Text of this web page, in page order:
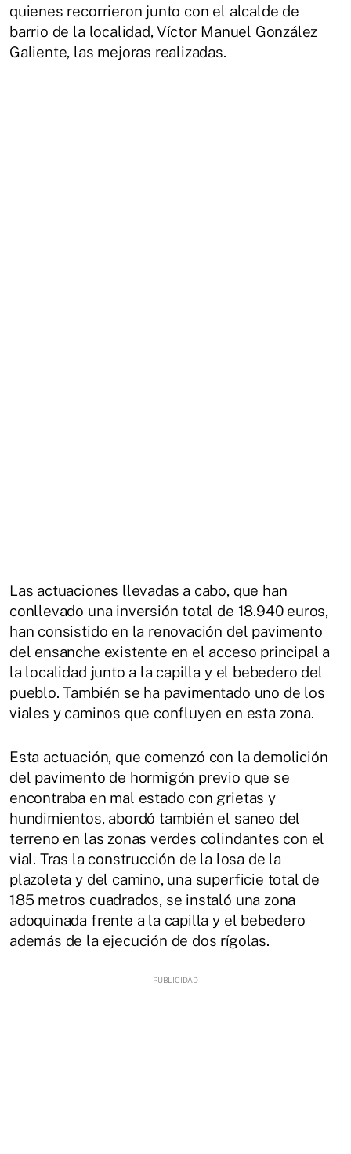
quienes recorrieron junto con el alcalde de
barrio de la localidad, Víctor Manuel González
Galiente, las mejoras realizadas.
Las actuaciones llevadas a cabo, que han
conllevado una inversión total de 18.940 euros,
han consistido en la renovación del pavimento
del ensanche existente en el acceso principal a
la localidad junto a la capilla y el bebedero del
pueblo. También se ha pavimentado uno de los
viales y caminos que confluyen en esta zona.
Esta actuación, que comenzó con la demolición
del pavimento de hormigón previo que se
encontraba en mal estado con grietas y
hundimientos, abordó también el saneo del
terreno en las zonas verdes colindantes con el
vial. Tras la construcción de la losa de la
plazoleta y del camino, una superficie total de
185 metros cuadrados, se instaló una zona
adoquinada frente a la capilla y el bebedero
además de la ejecución de dos rígolas.